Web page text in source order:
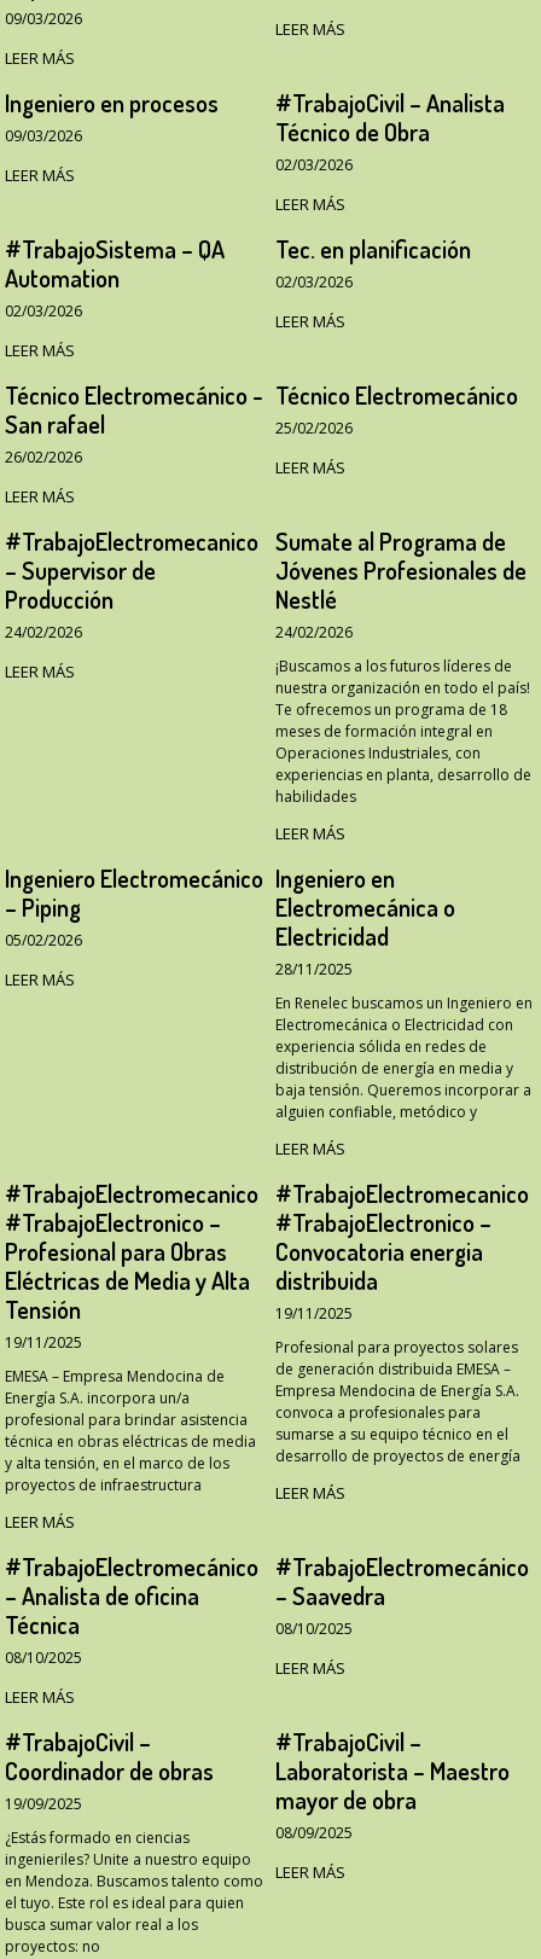
09/03/2026
LEER MÁS
LEER MÁS
Ingeniero en procesos
09/03/2026
LEER MÁS
#TrabajoCivil – Analista
Técnico de Obra
02/03/2026
LEER MÁS
#TrabajoSistema – QA
Automation
02/03/2026
LEER MÁS
Tec. en planificación
02/03/2026
LEER MÁS
Técnico Electromecánico -
San rafael
26/02/2026
LEER MÁS
Técnico Electromecánico
25/02/2026
LEER MÁS
#TrabajoElectromecanico
– Supervisor de
Producción
24/02/2026
LEER MÁS
Sumate al Programa de
Jóvenes Profesionales de
Nestlé
24/02/2026
¡Buscamos a los futuros líderes de
nuestra organización en todo el país!
Te ofrecemos un programa de 18
meses de formación integral en
Operaciones Industriales, con
experiencias en planta, desarrollo de
habilidades
LEER MÁS
Ingeniero Electromecánico
– Piping
05/02/2026
LEER MÁS
Ingeniero en
Electromecánica o
Electricidad
28/11/2025
En Renelec buscamos un Ingeniero en
Electromecánica o Electricidad con
experiencia sólida en redes de
distribución de energía en media y
baja tensión. Queremos incorporar a
alguien confiable, metódico y
LEER MÁS
#TrabajoElectromecanico
#TrabajoElectronico –
Profesional para Obras
Eléctricas de Media y Alta
Tensión
19/11/2025
EMESA – Empresa Mendocina de
Energía S.A. incorpora un/a
profesional para brindar asistencia
técnica en obras eléctricas de media
y alta tensión, en el marco de los
proyectos de infraestructura
LEER MÁS
#TrabajoElectromecanico
#TrabajoElectronico –
Convocatoria energia
distribuida
19/11/2025
Profesional para proyectos solares
de generación distribuida EMESA –
Empresa Mendocina de Energía S.A.
convoca a profesionales para
sumarse a su equipo técnico en el
desarrollo de proyectos de energía
LEER MÁS
#TrabajoElectromecánico
– Analista de oficina
Técnica
08/10/2025
LEER MÁS
#TrabajoElectromecánico
– Saavedra
08/10/2025
LEER MÁS
#TrabajoCivil –
Coordinador de obras
19/09/2025
¿Estás formado en ciencias
ingenieriles? Unite a nuestro equipo
en Mendoza. Buscamos talento como
el tuyo. Este rol es ideal para quien
busca sumar valor real a los
proyectos: no
#TrabajoCivil –
Laboratorista – Maestro
mayor de obra
08/09/2025
LEER MÁS